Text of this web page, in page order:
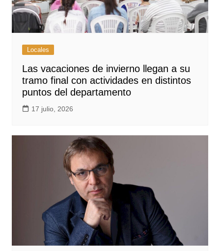
Locales
Las vacaciones de invierno llegan a su
tramo final con actividades en distintos
puntos del departamento
17 julio, 2026